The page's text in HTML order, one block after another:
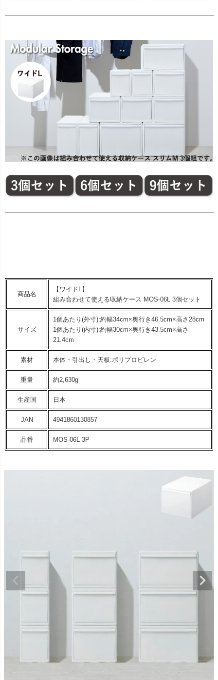
商品名
【ワイドL】
組み合わせて使える収納ケース MOS-06L 3個セット
サイズ
1個あたり(外寸):約幅34cm×奥行き46.5cm×高さ28cm
1個あたり(内寸):約幅30cm×奥行き43.5cm×高さ
21.4cm
素材 本体・引出し・天板:ポリプロピレン
重量 約2,630g
生産国 日本
JAN 4941860130857
品番 MOS-06L 3P